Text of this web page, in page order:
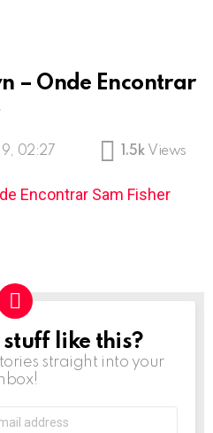
– Onde Encontrar
02:27 1.5k Views
like this?
straight into your